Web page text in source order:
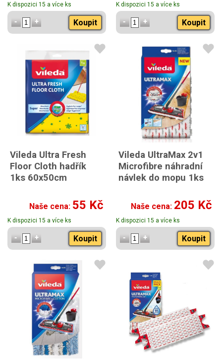
K dispozici 15 a více ks
Koupit
K dispozici 15 a více ks
Koupit
Vileda Ultra Fresh
Floor Cloth hadřík
1ks 60x50cm
Naše cena: 55 Kč
K dispozici 15 a více ks
Koupit
Vileda UltraMax 2v1
Microfibre náhradní
návlek do mopu 1ks
Naše cena: 205 Kč
K dispozici 15 a více ks
Koupit